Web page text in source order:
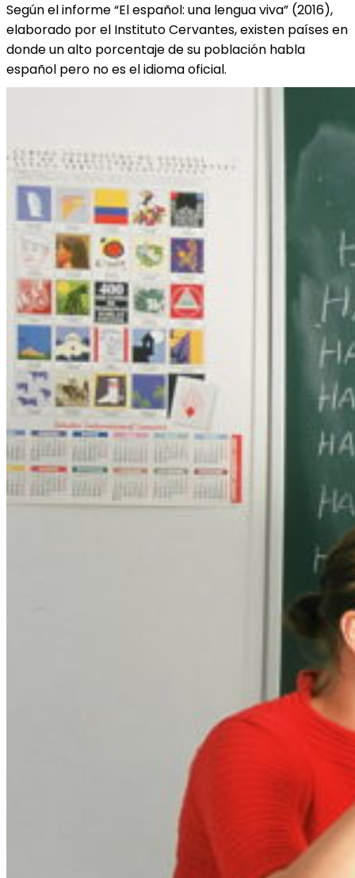
Según el informe “El español: una lengua viva” (2016),
elaborado por el Instituto Cervantes, existen países en
donde un alto porcentaje de su población habla
español pero no es el idioma oficial.